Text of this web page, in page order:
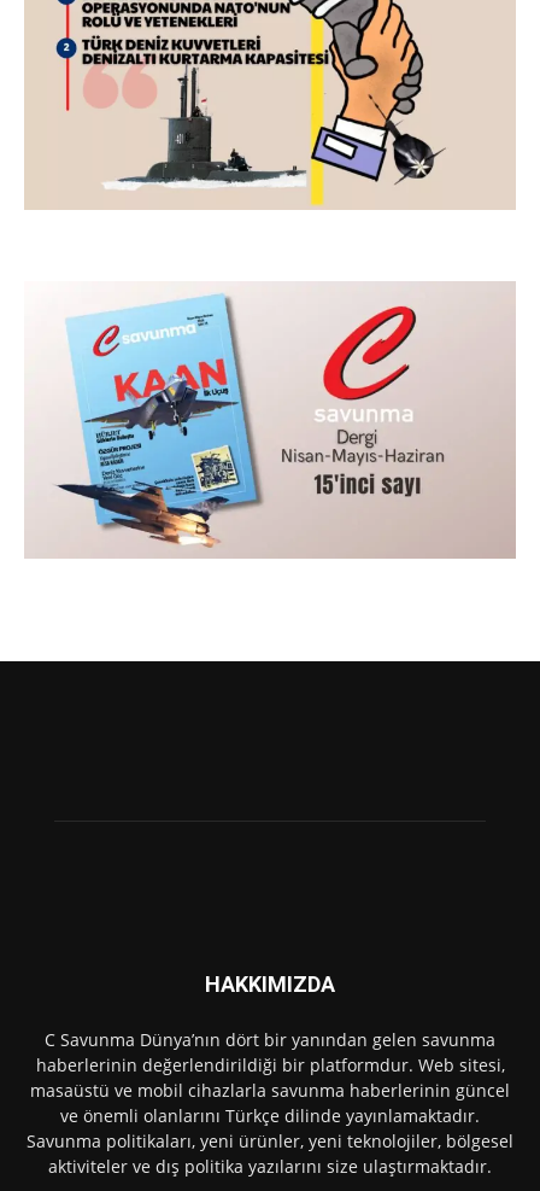
HAKKIMIZDA
C Savunma Dünya’nın dört bir yanından gelen savunma
haberlerinin değerlendirildiği bir platformdur. Web sitesi,
masaüstü ve mobil cihazlarla savunma haberlerinin güncel
ve önemli olanlarını Türkçe dilinde yayınlamaktadır.
Savunma politikaları, yeni ürünler, yeni teknolojiler, bölgesel
aktiviteler ve dış politika yazılarını size ulaştırmaktadır.